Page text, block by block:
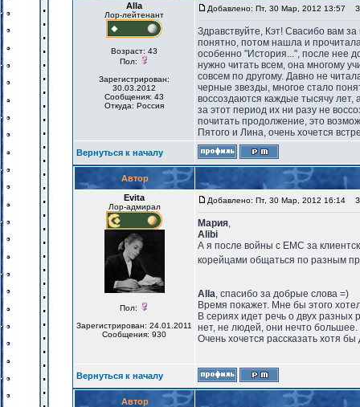
Alla
Лор-лейтенант
Возраст: 43
Пол:
Зарегистрирован:
30.03.2012
Сообщения: 43
Откуда: Россия
Добавлено: Пт, 30 Мар, 2012 13:57
Здравствуйте, Кэт! Свасибо вам
понятно, потом нашла и
особенно "История...", после нее
нужно читать всем, она многому
совсем по другому. Давно не
черные звезды, многое стало
воссоздаются каждые тысячу лет,
за этот период их ни разу не
почитать продолжение, это
Пятого и Лина, очень хочется
Вернуться к началу
Автор
Evita
Лор-адмирал
Пол:
Зарегистрирован: 24.01.2011
Сообщения: 930
Добавлено: Пт, 30 Мар, 2012 16:14
Мария,
Alibi
А я после войны с ЕМС за
корейцами общаться по разным
Alla, спасибо за добрые слова =)
Время покажет. Мне бы этого
В сериях идет речь о двух разных
нет, не людей, они нечто
Очень хочется рассказать хотя
Вернуться к началу
Автор